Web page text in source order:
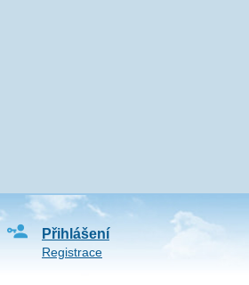
Přihlášení
Registrace